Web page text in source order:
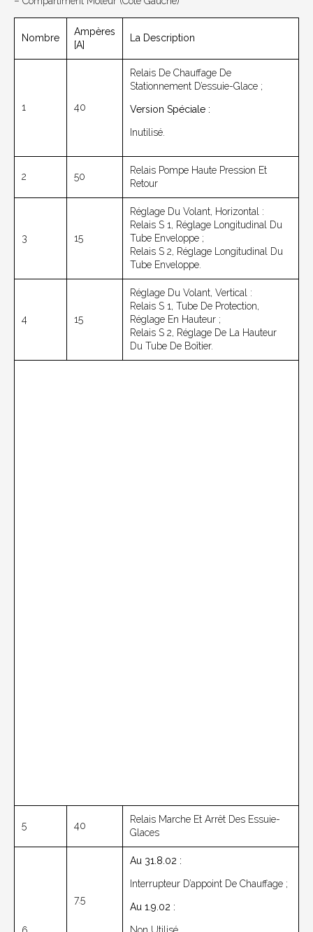
Nombre
Ampères
[A]
La Description
1 40
Relais De Chauffage De
Stationnement D’essuie-Glace ;
Version Spéciale :
Inutilisé.
2 50
Relais Pompe Haute Pression Et
Retour
3 15
Réglage Du Volant, Horizontal :
Relais S 1, Réglage Longitudinal Du
Tube Enveloppe ;
Relais S 2, Réglage Longitudinal Du
Tube Enveloppe.
4 15
Réglage Du Volant, Vertical :
Relais S 1, Tube De Protection,
Réglage En Hauteur ;
Relais S 2, Réglage De La Hauteur
Du Tube De Boîtier.
5 40
Relais Marche Et Arrêt Des Essuie-
Glaces
7.5
Au 31.8.02 :
Interrupteur D’appoint De Chauffage ;
Au 1.9.02 :